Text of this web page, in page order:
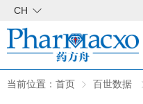
CH
当前位置： 首页 百世数据